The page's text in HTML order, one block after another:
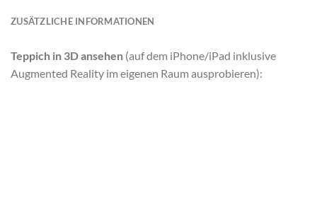
ZUSÄTZLICHE INFORMATIONEN
Teppich in 3D ansehen (auf dem iPhone/iPad inklusive
Augmented Reality im eigenen Raum ausprobieren):